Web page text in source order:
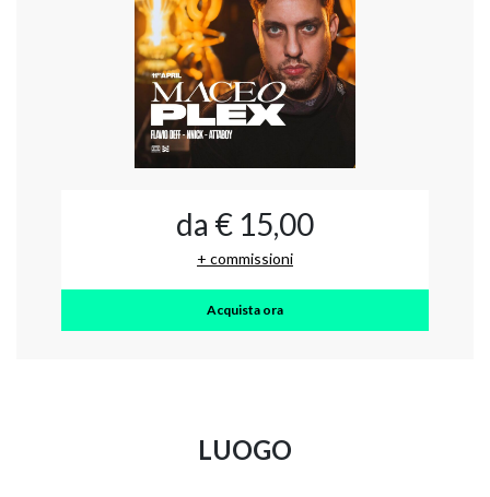
da € 15,00
+ commissioni
Acquista ora
LUOGO